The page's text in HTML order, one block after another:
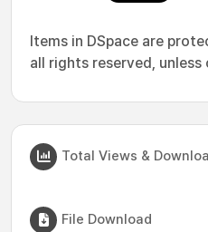
Items in DSpace are
all rights reserved,
Total Views &
File Download